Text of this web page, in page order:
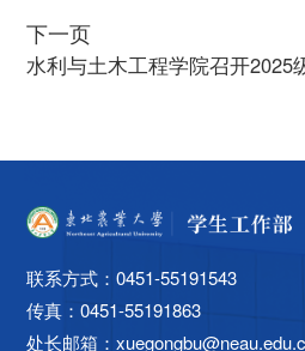
下一页
水利与土木工程学院召开2025
联系方式：0451-55191543
传真：0451-55191863
处长邮箱：